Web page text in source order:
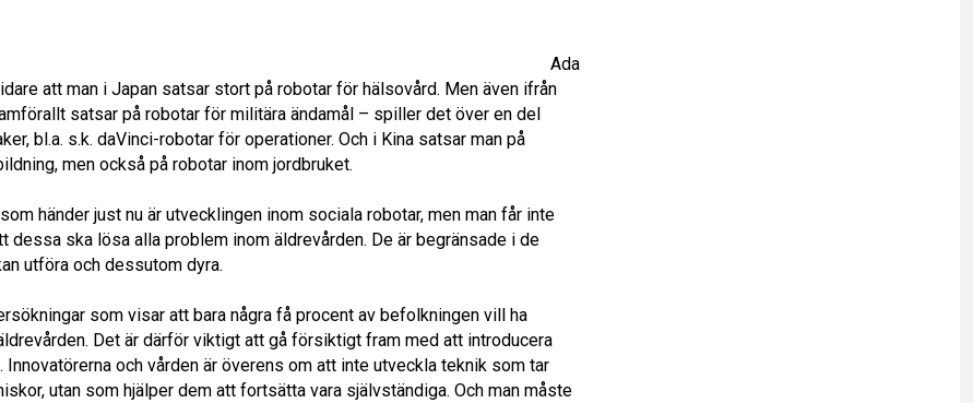
Ada
att man i Japan satsar stort på robotar för hälsovård. Men även ifrån
satsar på robotar för militära ändamål – spiller det över en del
bl.a. s.k. daVinci-robotar för operationer. Och i Kina satsar man på
men också på robotar inom jordbruket.
händer just nu är utvecklingen inom sociala robotar, men man får inte
dessa ska lösa alla problem inom äldrevården. De är begränsade i de
utföra och dessutom dyra.
som visar att bara några få procent av befolkningen vill ha
Det är därför viktigt att gå försiktigt fram med att introducera
Innovatörerna och vården är överens om att inte utveckla teknik som tar
utan som hjälper dem att fortsätta vara självständiga. Och man måste